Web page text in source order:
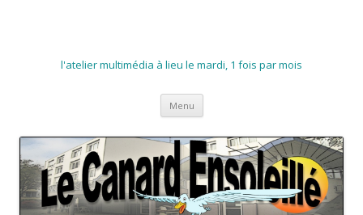
l'atelier multimédia à lieu le mardi, 1 fois par mois
Menu Aller
contenu